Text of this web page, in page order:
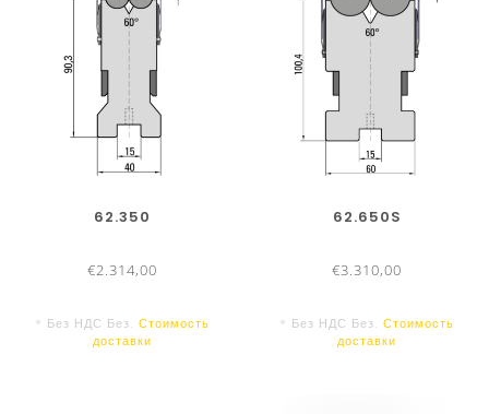
при гибке оцинкованных или алюминиевых
листов
Не требуется финишная обработка
готовых деталей
Высокое качество конечного продукта
Меньше смен инструмента
62.350
€2.314,00
* Без НДС Без. Стоимость
доставки
62.650S
€3.310,00
* Без НДС Без. Стоимость
доставки